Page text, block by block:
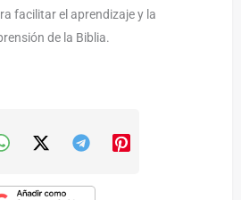
facilitar el aprendizaje y la
de la Biblia.